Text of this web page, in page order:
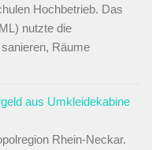
Hochbetrieb. Das
nutzte die
Räume
aus Umkleidekabine
Rhein-Neckar.